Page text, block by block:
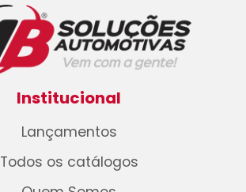
Institucional
Lançamentos
Todos os catálogos